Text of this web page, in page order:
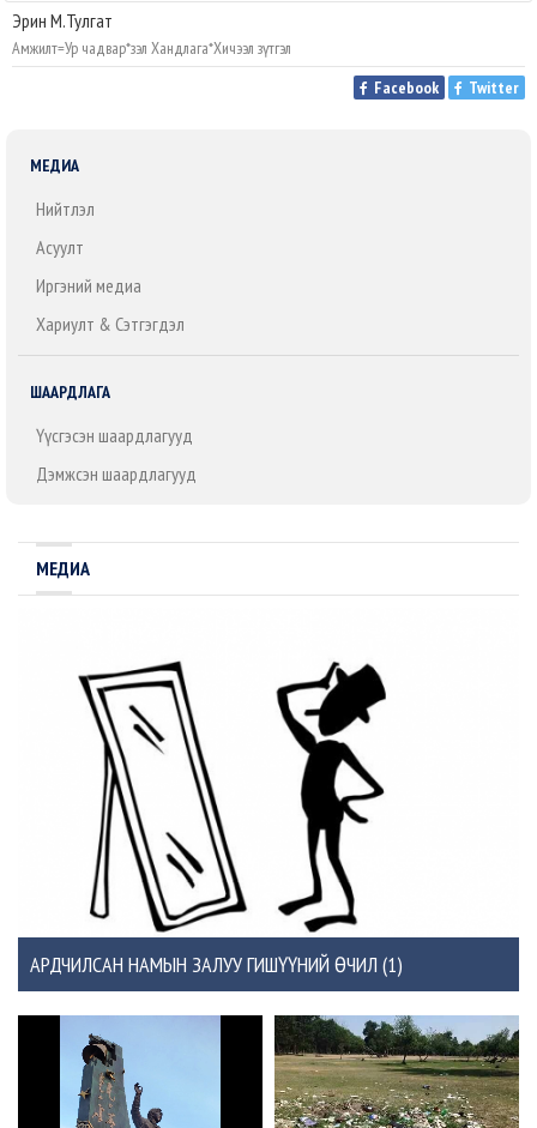
Эрин М.Тулгат
Амжилт=Ур чадвар*Үзэл Хандлага*Хичээл зүтгэл
Facebook
Twitter
МЕДИА
Нийтлэл
Асуулт
Иргэний медиа
Хариулт & Сэтгэгдэл
ШААРДЛАГА
Үүсгэсэн шаардлагууд
Дэмжсэн шаардлагууд
МЕДИА
АРДЧИЛСАН НАМЫН ЗАЛУУ ГИШҮҮНИЙ ӨЧИЛ (1)